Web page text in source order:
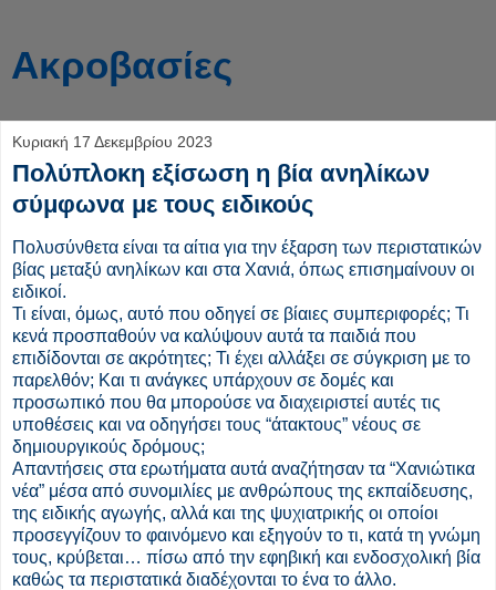
Aκροβασίες
Κυριακή 17 Δεκεμβρίου 2023
Πολύπλοκη εξίσωση η βία ανηλίκων
σύμφωνα με τους ειδικούς
Πολυσύνθετα είναι τα αίτια για την έξαρση των περιστατικών
βίας μεταξύ ανηλίκων και στα Χανιά, όπως επισημαίνουν οι
ειδικοί.
Τι είναι, όμως, αυτό που οδηγεί σε βίαιες συμπεριφορές; Τι
κενά προσπαθούν να καλύψουν αυτά τα παιδιά που
επιδίδονται σε ακρότητες; Τι έχει αλλάξει σε σύγκριση με το
παρελθόν; Και τι ανάγκες υπάρχουν σε δομές και
προσωπικό που θα μπορούσε να διαχειριστεί αυτές τις
υποθέσεις και να οδηγήσει τους “άτακτους” νέους σε
δημιουργικούς δρόμους;
Απαντήσεις στα ερωτήματα αυτά αναζήτησαν τα “Χανιώτικα
νέα” μέσα από συνομιλίες με ανθρώπους της εκπαίδευσης,
της ειδικής αγωγής, αλλά και της ψυχιατρικής οι οποίοι
προσεγγίζουν το φαινόμενο και εξηγούν το τι, κατά τη γνώμη
τους, κρύβεται… πίσω από την εφηβική και ενδοσχολική βία
καθώς τα περιστατικά διαδέχονται το ένα το άλλο.